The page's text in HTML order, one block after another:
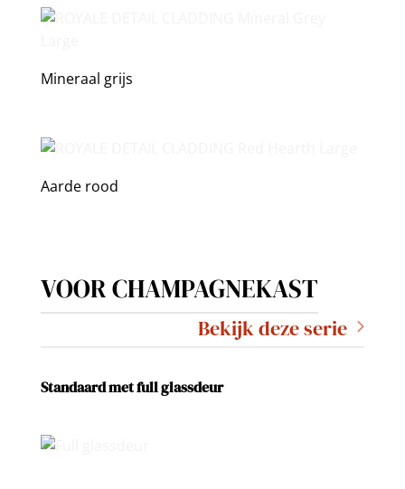
Mineraal grijs
Aarde rood
VOOR CHAMPAGNEKAST
Bekijk deze serie
Standaard met full glassdeur